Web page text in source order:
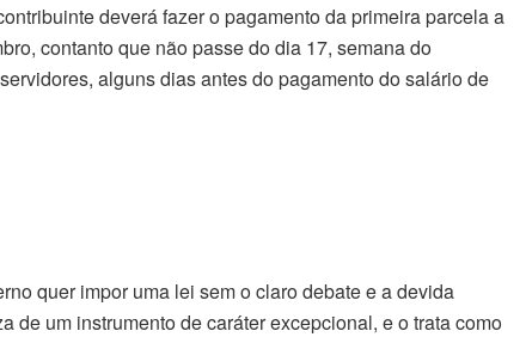
deverá fazer o pagamento da primeira parcela a
contanto que não passe do dia 17, semana do
alguns dias antes do pagamento do salário de
quer impor uma lei sem o claro debate e a devida
de um instrumento de caráter excepcional, e o trata como